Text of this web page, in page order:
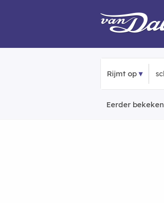
Rijmt op
Eerder bekeken